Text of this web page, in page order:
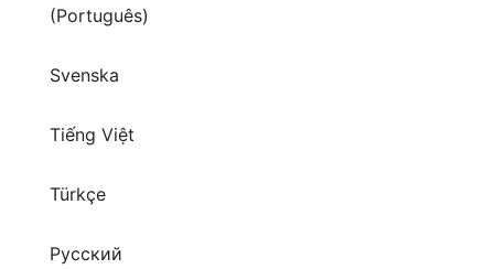
(Português)
Svenska
Tiếng Việt
Türkçe
Русский